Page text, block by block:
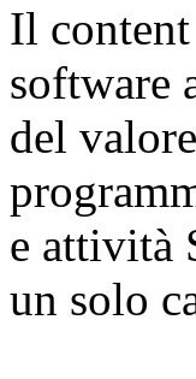
Il
software
del
e attività
un solo